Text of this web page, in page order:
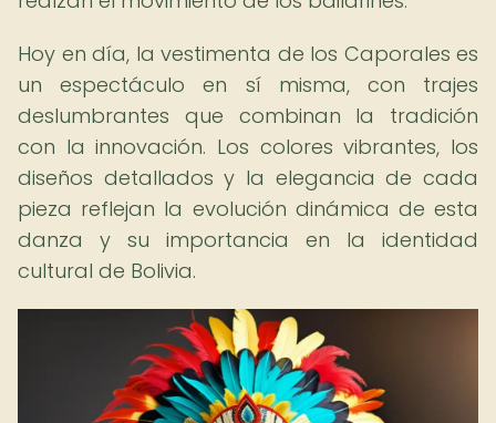
Hoy en día, la vestimenta de los Caporales es
un espectáculo en sí misma, con trajes
deslumbrantes que combinan la tradición
con la innovación. Los colores vibrantes, los
diseños detallados y la elegancia de cada
pieza reflejan la evolución dinámica de esta
danza y su importancia en la identidad
cultural de Bolivia.